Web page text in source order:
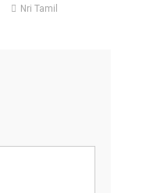
Nri Tamil